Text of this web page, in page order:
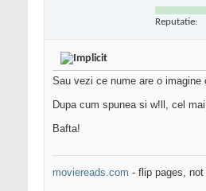
Reputatie:
Sau vezi ce nume are o
Dupa cum spunea si w!ll, cel
Bafta!
moviereads.com - flip pages,